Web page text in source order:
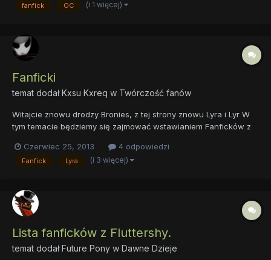
wzmiankę o tajemniczym amulecie. Postanawia wziąć swoje...
fanfick OC (i 1 więcej)
Fanficki
temat dodałKxsu Kxreq w Twórczość fanów
Witajcie znowu drodzy Bronies, z tej strony znowu Lyra i Lyr W
tym temacie będziemy się zajmować wstawianiem Fanficków z
^^, Fanficków może nie jest za dużo, ale istnieją zasady które
muszą ograniczyć wstawianie Fanficków: [Clop],[Gore],...
Czerwiec 25, 2013 4 odpowiedzi
Fanfick Lyra (i 3 więcej)
Lista fanficków z Fluttershy.
temat dodałFuture Pony w Dawne Dzieje